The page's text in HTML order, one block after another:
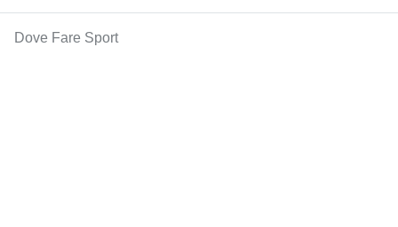
Dove Fare Sport